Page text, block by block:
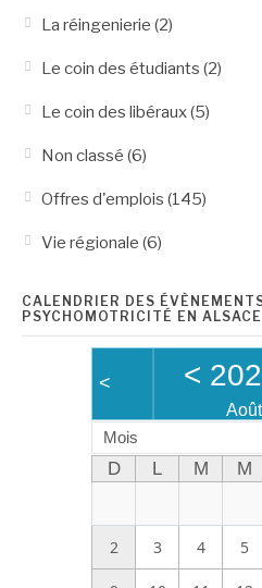
La réingenierie (2)
Le coin des étudiants (2)
Le coin des libéraux(5)
Non classé (6)
Offres d'emplois (145)
Vie régionale (6)
CALENDRIER DES
PSYCHOMOTRICITÉ EN ALSACE
< <
Août
Mois
D L M M
2 3 4 5